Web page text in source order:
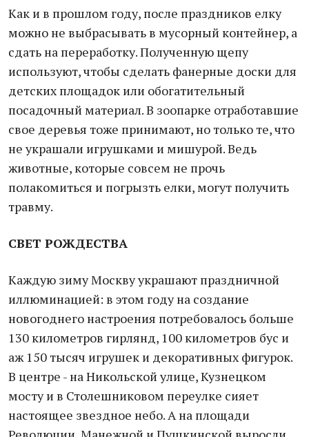
Как и в прошлом году, после праздников елку
можно не выбрасывать в мусорный контейнер, а
сдать на переработку. Полученную щепу
используют, чтобы сделать фанерные доски для
детских площадок или обогатительный
посадочный материал. В зоопарке отработавшие
свое деревья тоже принимают, но только те, что
не украшали игрушками и мишурой. Ведь
животные, которые совсем не прочь
полакомиться и погрызть елки, могут получить
травму.
СВЕТ РОЖДЕСТВА
Каждую зиму Москву украшают праздничной
иллюминацией: в этом году на создание
новогоднего настроения потребовалось больше
130 километров гирлянд, 100 километров бус и
аж 150 тысяч игрушек и декоративных фигурок.
В центре - на Никольской улице, Кузнецком
мосту и в Столешниковом переулке сияет
настоящее звездное небо. А на площади